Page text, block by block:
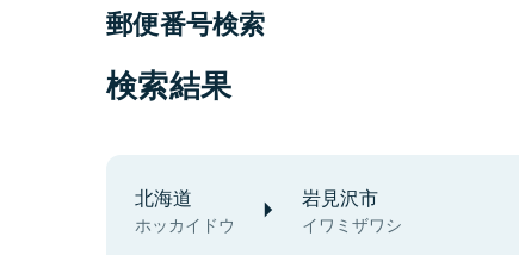
郵便番号検索
検索結果
北海道
ホッカイドウ
岩見沢市
イワミザワシ